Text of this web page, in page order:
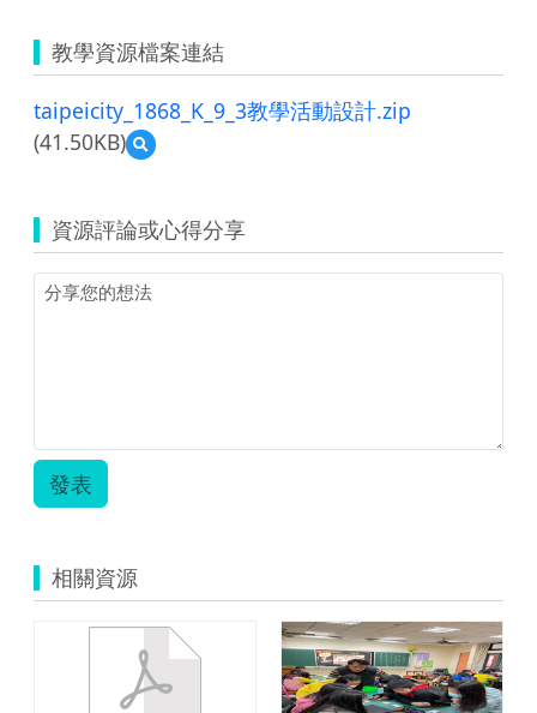
教學資源檔案連結
taipeicity_1868_K_9_3教學活動設計.zip
(41.50KB)
預
覽
學
活
動
設
資源評論或心得分享
發表
相關資源